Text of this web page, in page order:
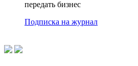
передать бизнес
Подписка на журнал